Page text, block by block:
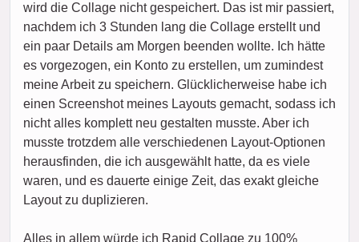
wird die Collage nicht gespeichert. Das ist mir passiert,
nachdem ich 3 Stunden lang die Collage erstellt und
ein paar Details am Morgen beenden wollte. Ich hätte
es vorgezogen, ein Konto zu erstellen, um zumindest
meine Arbeit zu speichern. Glücklicherweise habe ich
einen Screenshot meines Layouts gemacht, sodass ich
nicht alles komplett neu gestalten musste. Aber ich
musste trotzdem alle verschiedenen Layout-Optionen
herausfinden, die ich ausgewählt hatte, da es viele
waren, und es dauerte einige Zeit, das exakt gleiche
Layout zu duplizieren.
Alles in allem würde ich Rapid Collage zu 100%